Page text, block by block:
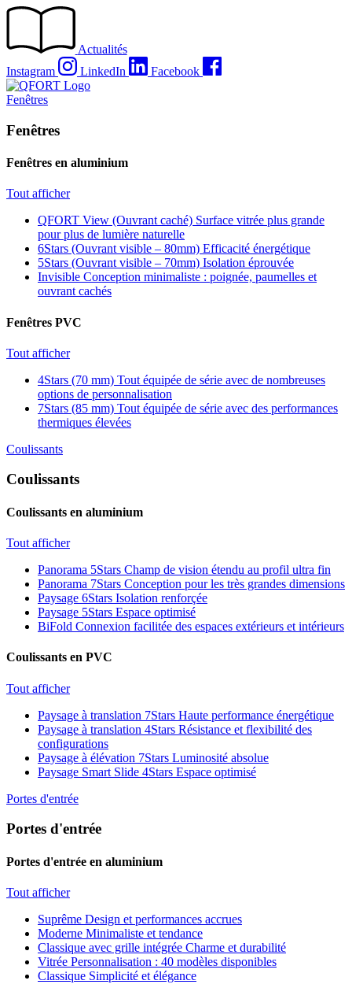
Passer
Actualités
Instagram
LinkedIn Facebook
Fenêtres
Fenêtres
Fenêtres en aluminium
Tout afficher
QFORT View (Ouvrant caché) Surface vitrée plus grande
pour plus de lumière naturelle
6Stars (Ouvrant visible – 80mm) Efficacité énergétique
5Stars (Ouvrant visible – 70mm) Isolation éprouvée
Invisible Conception minimaliste : poignée, paumelles et
ouvrant cachés
Fenêtres PVC
Tout afficher
4Stars (70 mm) Tout équipée de série avec de nombreuses
options de personnalisation
7Stars (85 mm) Tout équipée de série avec des performances
thermiques élevées
Coulissants
Coulissants
Coulissants en aluminium
Tout afficher
Panorama 5Stars Champ de vision étendu au profil ultra fin
Panorama 7Stars Conception pour les très grandes dimensions
Paysage 6Stars Isolation renforçée
Paysage 5Stars Espace optimisé
BiFold Connexion facilitée des espaces extérieurs et intérieurs
Coulissants en PVC
Tout afficher
Paysage à translation 7Stars Haute performance énergétique
Paysage à translation 4Stars Résistance et flexibilité des
configurations
Paysage à élévation 7Stars Luminosité absolue
Paysage Smart Slide 4Stars Espace optimisé
Portes d'entrée
Portes d'entrée
Portes d'entrée en aluminium
Tout afficher
Suprême Design et performances accrues
Moderne Minimaliste et tendance
Classique avec grille intégrée Charme et durabilité
Vitrée Personnalisation : 40 modèles disponibles
Classique Simplicité et élégance